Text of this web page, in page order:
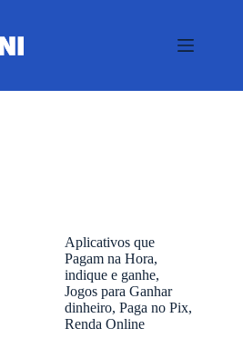
Aplicativos que
Pagam na Hora,
indique e ganhe,
Jogos para Ganhar
dinheiro,Paga no Pix,
Renda Online